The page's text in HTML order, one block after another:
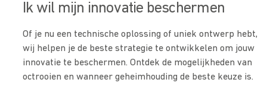
Ik wil mijn innovatie beschermen
Of je nu een technische oplossing of uniek ontwerp hebt,
wij helpen je de beste strategie te ontwikkelen om jouw
innovatie te beschermen. Ontdek de mogelijkheden van
octrooien en wanneer geheimhouding de beste keuze is.